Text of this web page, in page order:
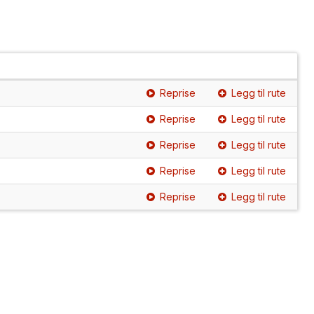
Reprise Legg til rute
Reprise Legg til rute
Reprise Legg til rute
Reprise Legg til rute
Reprise Legg til rute